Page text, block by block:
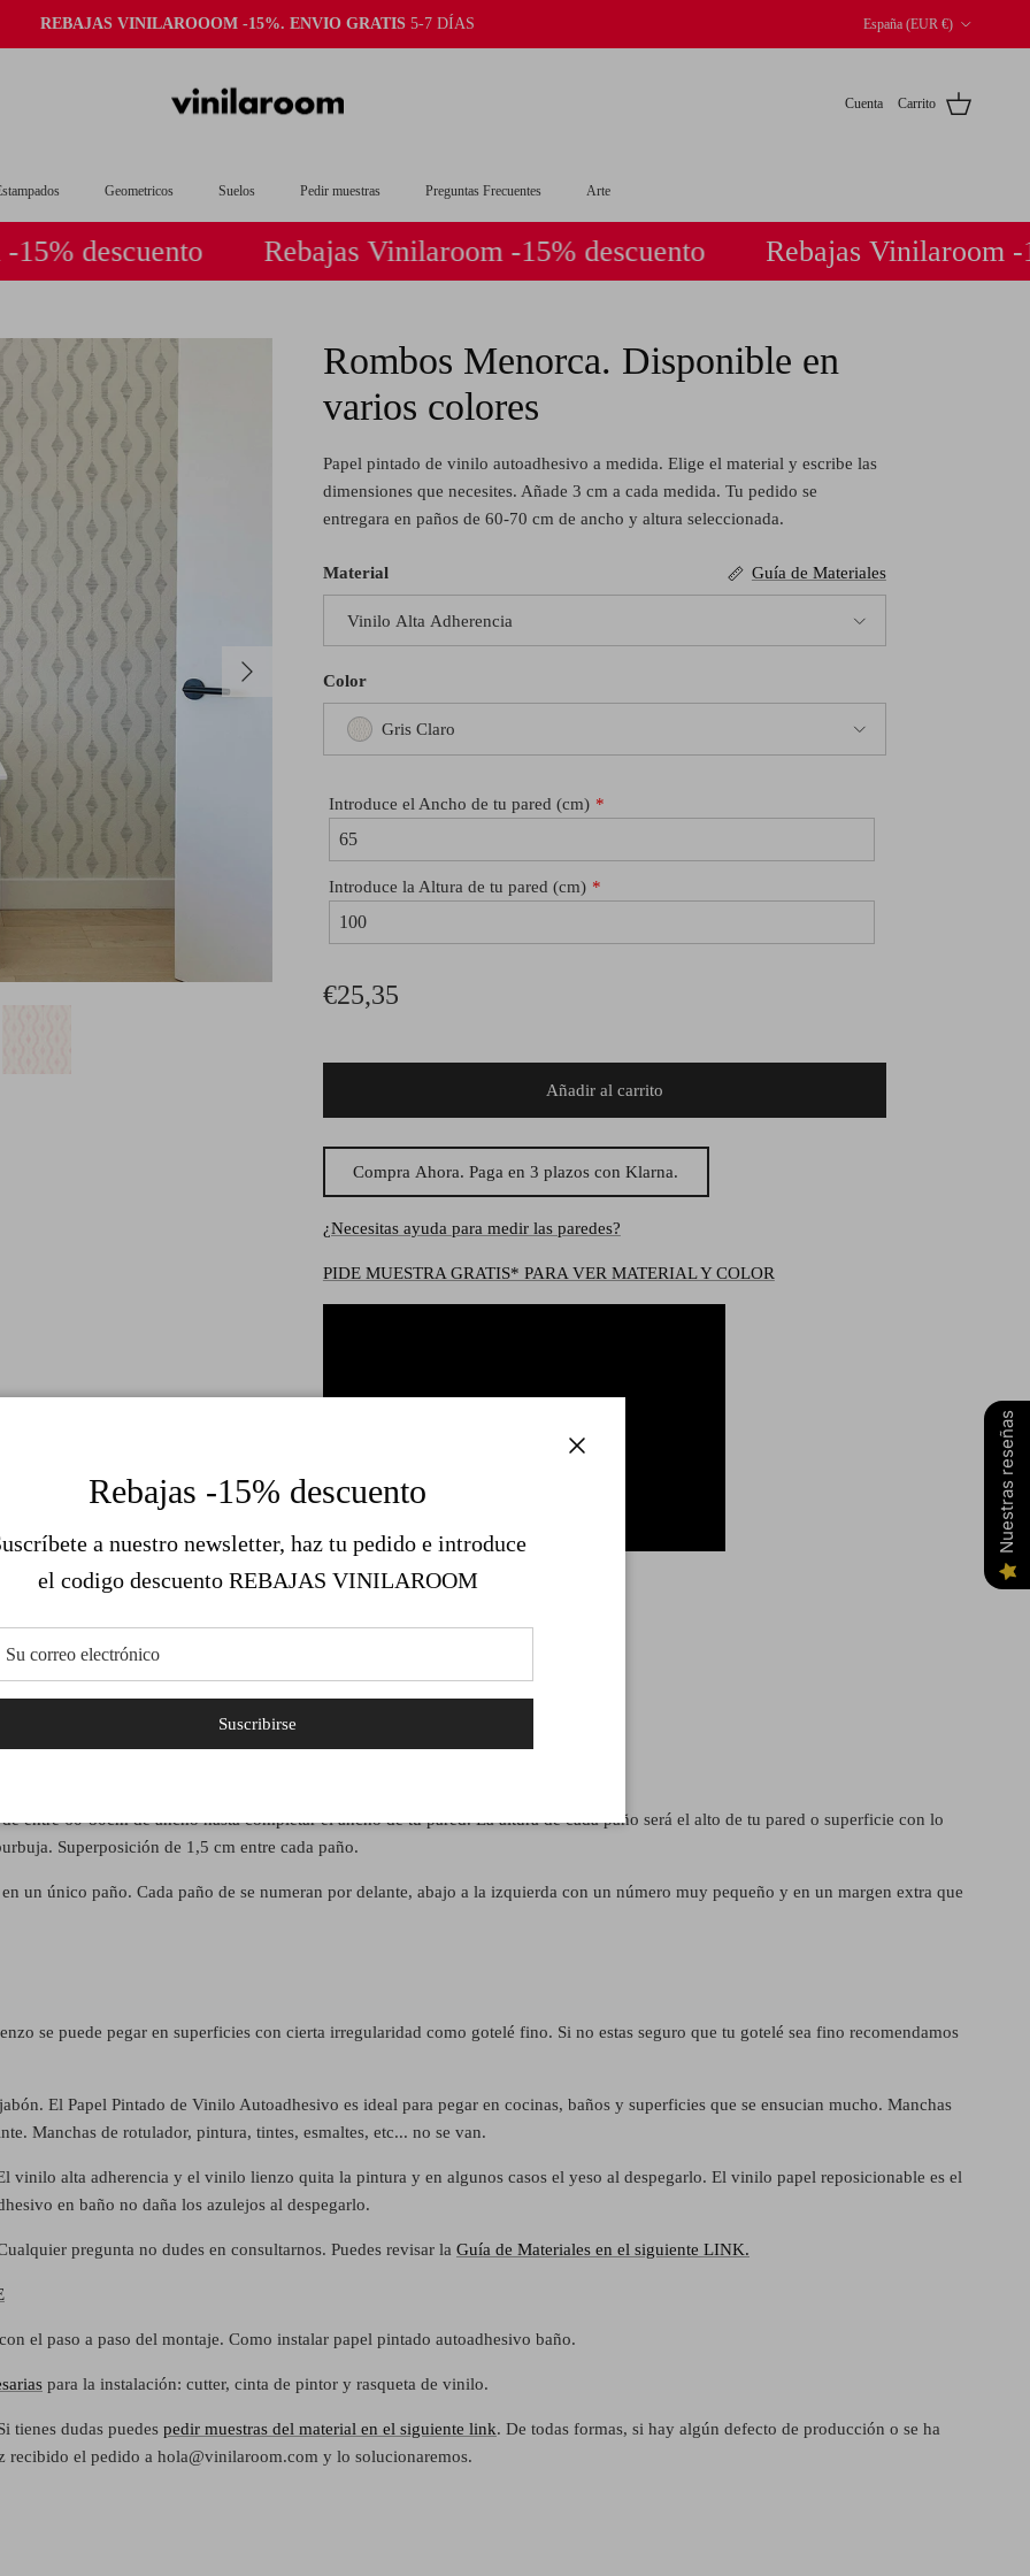
REBAJAS VINILAROOOM -15%. ENVIO GRATIS 5-7 DÍAS España (EUR €)
Cuenta Carrito
Geometricos Suelos Pedir muestras Preguntas Frecuentes Arte
Rebajas Vinilaroom -15% descuento Rebajas Vinilaroom -15%
Siguiente
Rombos Menorca. Disponible en
varios colores
Papel pintado de vinilo autoadhesivo a medida. Elige el material y escribe las
dimensiones que necesites. Añade 3 cm a cada medida. Tu pedido se
entregara en paños de 60-70 cm de ancho y altura seleccionada.
Material Guía de Materiales
Vinilo Alta Adherencia
Color
Gris Claro
Introduce el Ancho de tu pared (cm)
Introduce la Altura de tu pared (cm)
€25,35
Añadir al carrito
Compra Ahora. Paga en 3 plazos con Klarna.
¿Necesitas ayuda para medir las paredes?
PIDE MUESTRA GRATIS* PARA VER MATERIAL Y COLOR
entre 60-80cm de ancho hasta completar el ancho de tu pared. La altura de cada paño será el alto de tu pared o superficie con lo
Superposición de 1,5 cm entre cada paño.
un único paño. Cada paño de se numeran por delante, abajo a la izquierda con un número muy pequeño y en un margen extra que
se puede pegar en superficies con cierta irregularidad como gotelé fino. Si no estas seguro que tu gotelé sea fino recomendamos
El Papel Pintado de Vinilo Autoadhesivo es ideal para pegar en cocinas, baños y superficies que se ensucian mucho. Manchas
Manchas de rotulador, pintura, tintes, esmaltes, etc... no se van.
vinilo alta adherencia y el vinilo lienzo quita la pintura y en algunos casos el yeso al despegarlo. El vinilo papel reposicionable es el
en baño no daña los azulejos al despegarlo.
pregunta no dudes en consultarnos. Puedes revisar la Guía de Materiales en el siguiente LINK.
con el paso a paso del montaje. Como instalar papel pintado autoadhesivo baño.
para la instalación: cutter, cinta de pintor y rasqueta de vinilo.
tienes dudas puedes pedir muestras del material en el siguiente link. De todas formas, si hay algún defecto de producción o se ha
recibido el pedido a hola@vinilaroom.com y lo solucionaremos.
Rebajas -15% descuento
a nuestro newsletter, haz tu pedido e introduce
el codigo descuento REBAJAS VINILAROOM
Suscribirse
Nuestras reseñas